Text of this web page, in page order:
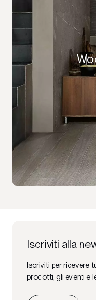
Iscriviti alla
Iscriviti per ricevere
prodotti, gli eventi e